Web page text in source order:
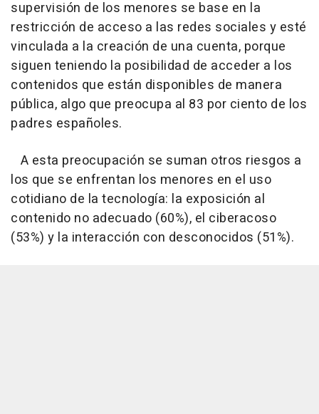
supervisión de los menores se base en la
restricción de acceso a las redes sociales y esté
vinculada a la creación de una cuenta, porque
siguen teniendo la posibilidad de acceder a los
contenidos que están disponibles de manera
pública, algo que preocupa al 83 por ciento de los
padres españoles.
A esta preocupación se suman otros riesgos a
los que se enfrentan los menores en el uso
cotidiano de la tecnología: la exposición al
contenido no adecuado (60%), el ciberacoso
(53%) y la interacción con desconocidos (51%).